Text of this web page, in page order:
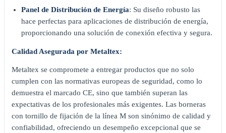
Panel de Distribución de Energía: Su diseño robusto las
hace perfectas para aplicaciones de distribución de energía,
proporcionando una solución de conexión efectiva y segura.
Calidad Asegurada por Metaltex:
Metaltex se compromete a entregar productos que no solo
cumplen con las normativas europeas de seguridad, como lo
demuestra el marcado CE, sino que también superan las
expectativas de los profesionales más exigentes. Las borneras
con tornillo de fijación de la línea M son sinónimo de calidad y
confiabilidad, ofreciendo un desempeño excepcional que se